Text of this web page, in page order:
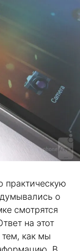
практическую
о
смотрятся
на этот
как мы